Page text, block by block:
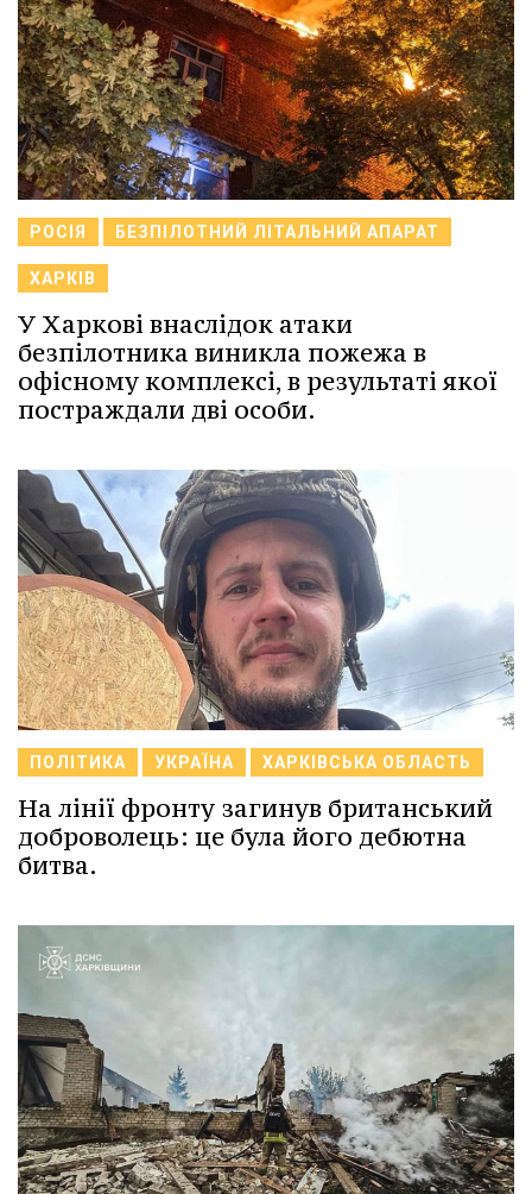
РОСІЯ БЕЗПІЛОТНИЙ ЛІТАЛЬНИЙ АПАРАТ
ХАРКІВ
У Харкові внаслідок атаки
безпілотника виникла пожежа в
офісному комплексі, в результаті якої
постраждали дві особи.
ПОЛІТИКА УКРАЇНА ХАРКІВСЬКА ОБЛАСТЬ
На лінії фронту загинув британський
доброволець: це була його дебютна
битва.